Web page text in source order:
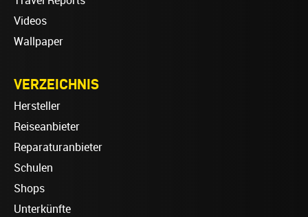
Videos
Wallpaper
VERZEICHNIS
Hersteller
Reiseanbieter
Reparaturanbieter
Schulen
Shops
Unterkünfte